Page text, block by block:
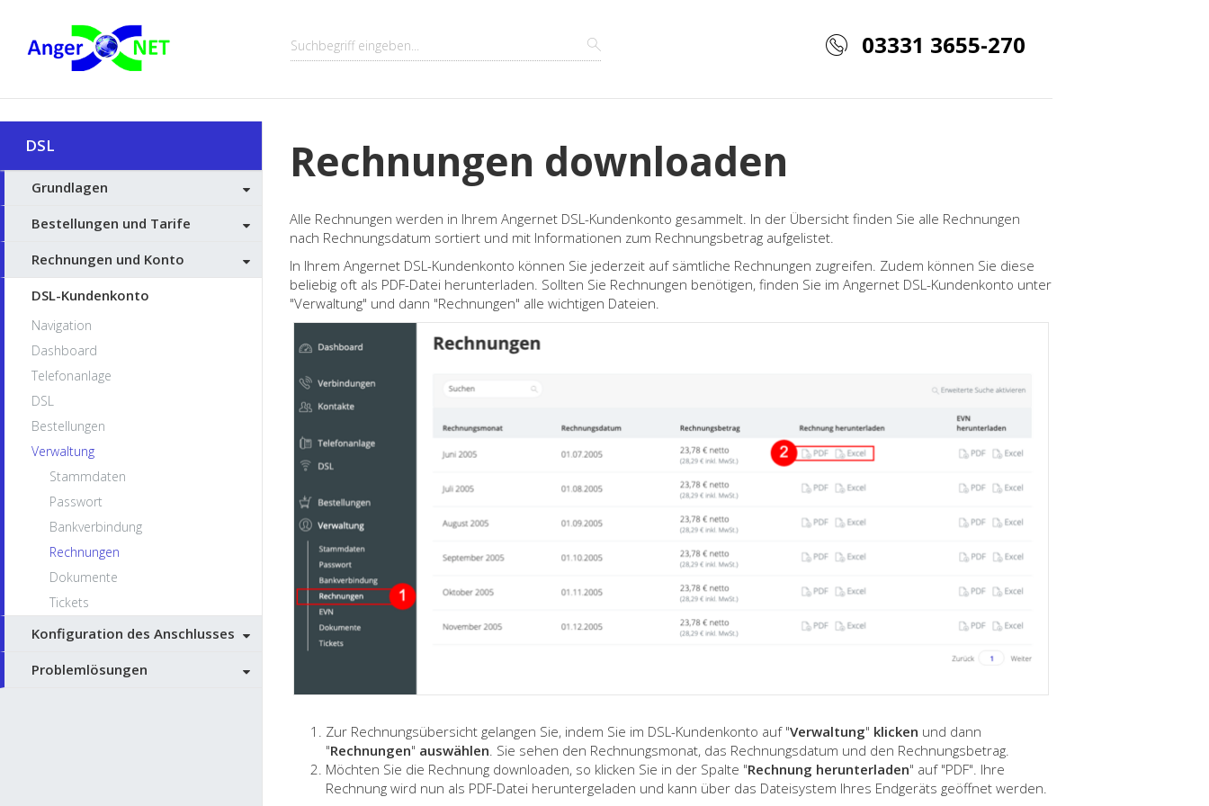
03331 3655-270
DSL
Grundlagen
Bestellungen und Tarife
Rechnungen und Konto
DSL-Kundenkonto
Navigation
Dashboard
Telefonanlage
DSL
Bestellungen
Verwaltung
Stammdaten
Passwort
Bankverbindung
Rechnungen
Dokumente
Tickets
Konfiguration des Anschlusses
Problemlösungen
Rechnungen downloaden
Alle Rechnungen werden in Ihrem Angernet DSL-Kundenkonto gesammelt. In der Übersicht finden Sie alle Rechnungen
nach Rechnungsdatum sortiert und mit Informationen zum Rechnungsbetrag aufgelistet.
In Ihrem Angernet DSL-Kundenkonto können Sie jederzeit auf sämtliche Rechnungen zugreifen. Zudem können Sie diese
beliebig oft als PDF-Datei herunterladen. Sollten Sie Rechnungen benötigen, finden Sie im Angernet DSL-Kundenkonto unter
"Verwaltung" und dann "Rechnungen" alle wichtigen Dateien.
Zur Rechnungsübersicht gelangen Sie, indem Sie im DSL-Kundenkonto auf "Verwaltung" klicken und dann
"Rechnungen" auswählen. Sie sehen den Rechnungsmonat, das Rechnungsdatum und den Rechnungsbetrag.
Möchten Sie die Rechnung downloaden, so klicken Sie in der Spalte "Rechnung herunterladen" auf "PDF". Ihre
Rechnung wird nun als PDF-Datei heruntergeladen und kann über das Dateisystem Ihres Endgeräts geöffnet werden.